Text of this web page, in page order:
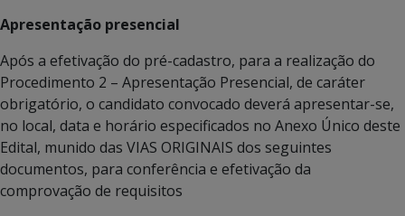
Apresentação presencial
Após a efetivação do pré-cadastro, para a realização do
Procedimento 2 – Apresentação Presencial, de caráter
obrigatório, o candidato convocado deverá apresentar-se,
no local, data e horário especificados no Anexo Único deste
Edital, munido das VIAS ORIGINAIS dos seguintes
documentos, para conferência e efetivação da
comprovação de requisitos